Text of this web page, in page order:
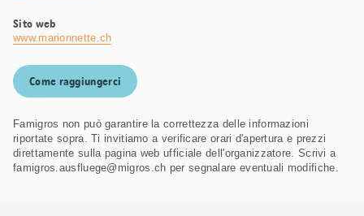
Sito web
www.marionnette.ch
Come raggiungerci
Famigros non può garantire la correttezza delle informazioni
riportate sopra. Ti invitiamo a verificare orari d'apertura e prezzi
direttamente sulla pagina web ufficiale dell'organizzatore. Scrivi a
famigros.ausfluege@migros.ch per segnalare eventuali modifiche.